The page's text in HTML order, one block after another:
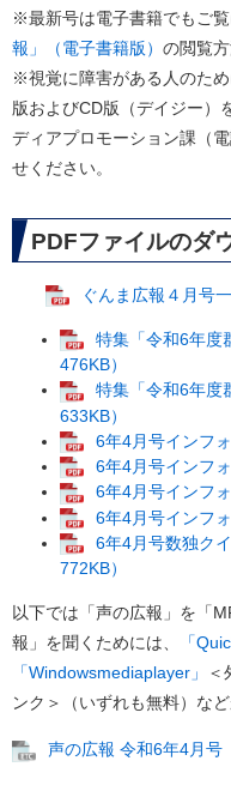
※最新号は電子書籍でもご覧
報」（電子書籍版） の閲覧
※視覚に障害がある人のた
版およびCD版（デイジー）
ディアプロモーション課（
せください。
PDFファイルのダ
ぐんま広報４月号
特集「令和6年度
476KB）
特集「令和6年度
633KB）
6年4月号インフ
6年4月号インフ
6年4月号インフ
6年4月号インフ
6年4月号数独ク
772KB）
以下では「声の広報」を「
報」を聞くためには、
「
「Windowsmediaplayer」
＜
ンク＞
（いずれも無料）な
声の広報 令和6年4月号